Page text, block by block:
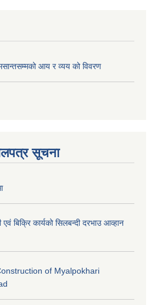
आय र व्यय को विवरण
सूचना
एवं बिक्रि कार्यको सिलबन्दी दरभाउ आव्हान
of Myalpokhari